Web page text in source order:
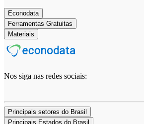
Econodata
Ferramentas Gratuitas
Materiais
Nos siga nas redes sociais:
Principais setores do Brasil
Principais Estados do Brasil